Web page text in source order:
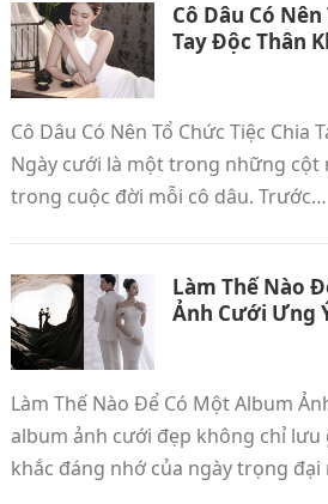
Cô Dâu Có
Tay Độc Thân
Cô Dâu Có Nên Tổ Chức Tiệc Chia
Ngày cưới là một trong những
trong cuộc đời mỗi cô dâu. Trước…
Làm Thế Nào
Ảnh Cưới Ưng
Làm Thế Nào Để Có Một Album
album ảnh cưới đẹp không chỉ
khắc đáng nhớ của ngày trọng